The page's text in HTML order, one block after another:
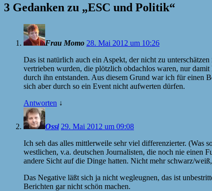
3 Gedanken zu „ESC und Politik“
Frau Momo 28. Mai 2012 um 10:26
Das ist natürlich auch ein Aspekt, der nicht zu
vertrieben wurden, die plötzlich obdachlos waren, nur
durch ihn entstanden. Aus diesem Grund war ich für einen
sich aber durch so ein Event nicht aufwerten dürfen.
Antworten ↓
Ossi 29. Mai 2012 um 09:08
Ich seh das alles mittlerweile sehr viel differenzierter. (Was
westlichen, v.a. deutschen Journalisten, die noch nie einen
andere Sicht auf die Dinge hatten. Nicht mehr schwarz/
Das Negative läßt sich ja nicht wegleugnen, das ist
Berichten gar nicht schön machen.